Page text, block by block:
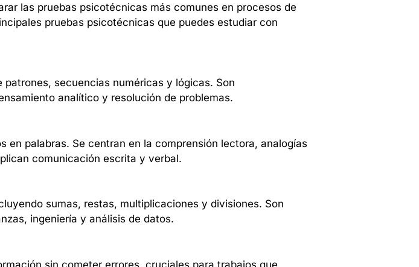
las pruebas psicotécnicas más comunes en procesos de
pruebas psicotécnicas que puedes estudiar con
secuencias numéricas y lógicas. Son
analítico y resolución de problemas.
palabras. Se centran en la comprensión lectora, analogías
comunicación escrita y verbal.
sumas, restas, multiplicaciones y divisiones. Son
ingeniería y análisis de datos.
sin cometer errores, cruciales para trabajos que